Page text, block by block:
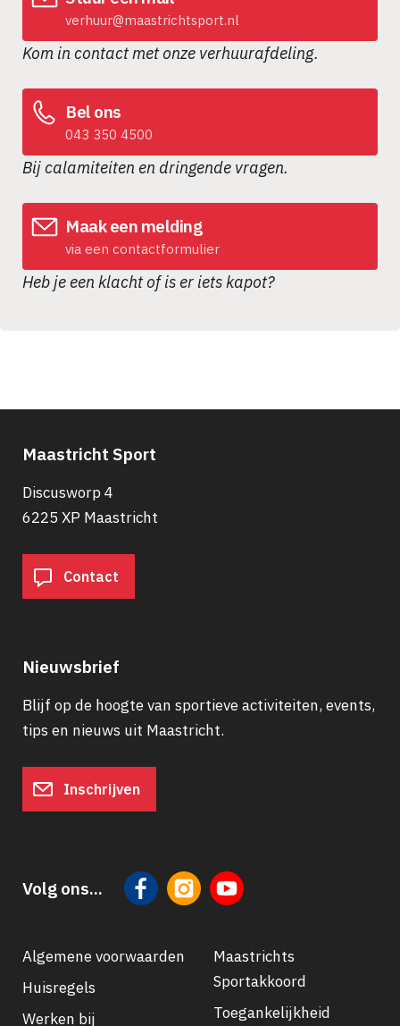
verhuur@maastrichtsport.nl
Kom in contact met onze verhuurafdeling.
Bel ons
043 350 4500
Bij calamiteiten en dringende vragen.
Maak een melding
via een contactformulier
Heb je een klacht of is er iets kapot?
Maastricht Sport
Discusworp 4
6225 XP Maastricht
Contact
Nieuwsbrief
Blijf op de hoogte van sportieve activiteiten, events,
tips en nieuws uit Maastricht.
Inschrijven
Volg ons...
Footer
Algemene voorwaarden
Huisregels
Werken bij
Maastrichts
Sportakkoord
Toegankelijkheid